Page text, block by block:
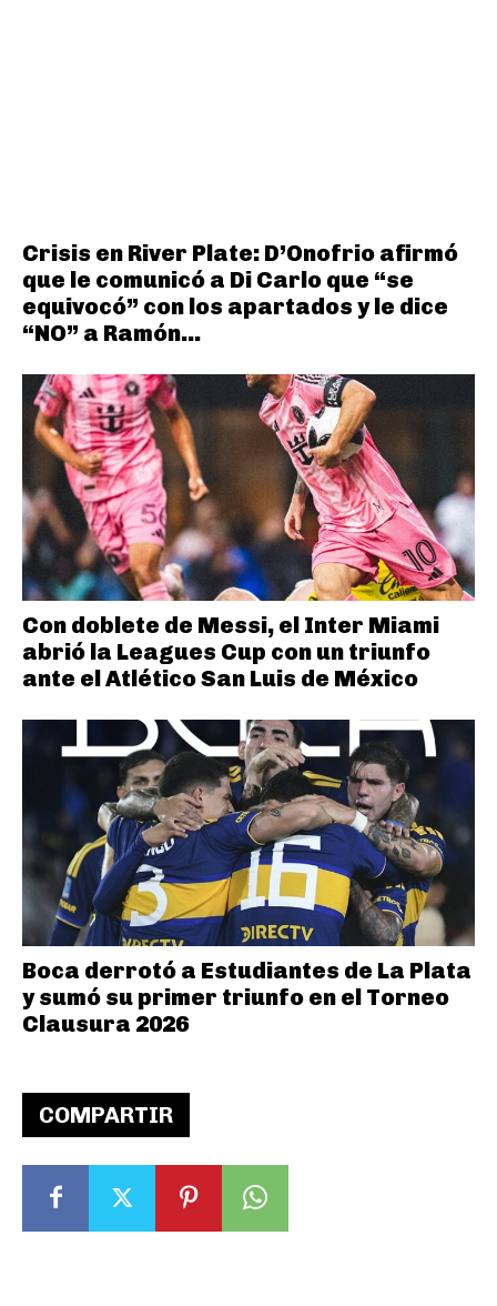
COMPARTIR
Crisis en River Plate: D’Onofrio afirmó
que le comunicó a Di Carlo que “se
equivocó” con los apartados y le dice
“NO” a Ramón...
Con doblete de Messi, el Inter Miami
abrió la Leagues Cup con un triunfo
ante el Atlético San Luis de México
Boca derrotó a Estudiantes de La Plata
y sumó su primer triunfo en el Torneo
Clausura 2026